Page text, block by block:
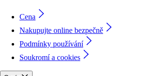
Cena
Nakupujte online bezpečně
Podmínky používání
Soukromí a cookies